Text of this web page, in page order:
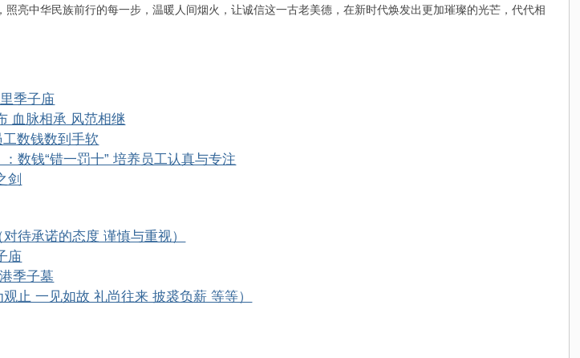
亮中华民族前行的每一步，温暖人间烟火，让诚信这一古老美德，在新时代焕发出更加璀璨的光芒，代代相
季子庙
血脉相承 风范相继
数钱数到手软
数钱“错一罚十” 培养员工认真与专注
剑
待承诺的态度 谨慎与重视）
庙
季子墓
止 一见如故 礼尚往来 披裘负薪 等等）